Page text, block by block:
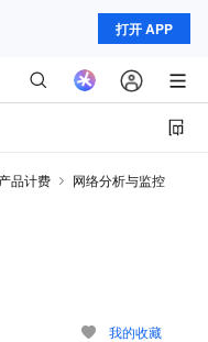
打开 APP
产品计费
网络分析与监控
我的收藏